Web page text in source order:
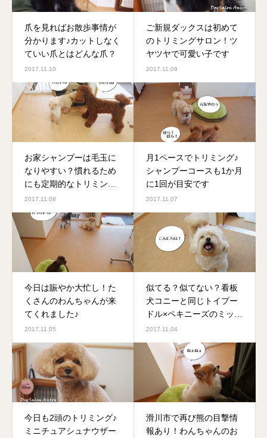
爪を見ればお散歩事情が
分かります♪カットしなく
ていい爪とはどんな爪？
2017.11.10
ご新規ダックスは初めて
のトリミングサロン！ツ
ヤツヤで可愛い子です
2017.11.09
お家シャンプーは毛玉に
なりやすい？慣れるため
にも定期的なトリミング
が大切です
2017.11.08
月1ペースでトリミング♪
シャンプーコースも1か月
に1回が目安です
2017.11.07
今日は賑やか大忙し！た
くさんのわんちゃんが来
てくれました♪
2017.11.05
似てる？似てない？看板
犬コニーと同じトイプー
ドル×ペキニーズのミック
ス犬
2017.11.04
今日も2頭のトリミング♪
ミニチュアシュナウザー
滑川市で再び熊の目撃情
報あり！わんちゃんのお